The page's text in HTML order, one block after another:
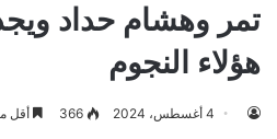
تمر وهشام حداد
هؤلاء النجوم
4 أغسطس، 2024 366 أقل